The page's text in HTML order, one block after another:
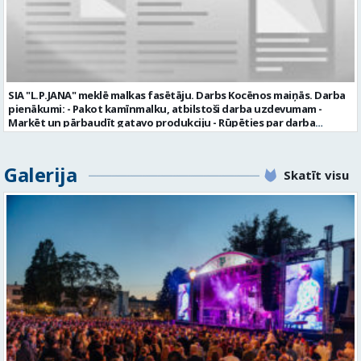
valmiera.lv personīgi SIA „VTU Valmiera”, Reģ.nr. 40003004220,
„Brandeļi”, Brandeļi, Kocēnu pagasts, Valmieras novads, personāla
daļā darba dienās no plkst. 13:00 līdz 16:00. 2 nedēļu laikā pēc
konkursa termiņa beigām sazināsimies ar pretendentiem, kuri tiks
aicināti uz tikšanos klātienē. Informācijai: 29231565 * Iesniegtos
personas datus SIA “VTU VALMIERA” izmantos, lai konkursa kārtībā
viņa personas dati tiktu saglabāti SIA “VTU VALMIERA” iekšējā datu
bāzē ar mērķi tos apstrādāt citos SIA “VTU VALMIERA” personāla
atlases konkursos, tad pieteikumā vakancei lūdzam kandidātam
Valmiera, Valmieras nov. Darba laika veids: Summētais darba laiks
Darba veids: Darbinieka amats uz nenoteiktu laiku Slodze: Viena
vesela slodze Darbības joma: Pakalpojumi Pieteikto vietu skaits: 1
Līgums: Darbinieka amats uz nenoteiktu laiku Aktuāla līdz: 2026-08-
21 Kontaktpersona: CV ar norādi vakancei lūdzu sūtīt uz e-pastu
info@vtu-valmiera.lv vai iesniegt personīgi Izglītības līmenis:
Vispārējā vidējā izglītība
SIA "L.P.JANA" meklē malkas fasētāju. Darbs Kocēnos maiņās. Darba
pienākumi: - Pakot kamīnmalku, atbilstoši darba uzdevumam -
Marķēt un pārbaudīt gatavo produkciju - Rūpēties par darba
kvalitāti un kārtību darba vietā Prasības kandidātiem: - Laba fiziskā
padarītā) - Vienmēr laikā izmaksātu algu - Profesionālus un
atbalstošus kolēģus Lūgums CV sūtīt uz e- pastu:
SAIŅOŠANAS OPERATORS Algas izmaksas veids: Laika darba alga
Darba vietas adrese: LATVIJA, Gravas iela 2, Kocēni, Kocēnu pag.,
Valmieras nov. Slodze: Viena vesela slodze Darbības joma: Ražošana
Pieteikto vietu skaits: 2 Aktuāla līdz: 2027-09-07 Darba sākšanas
datums: 2026-08-17 Kontaktpersona: Davids Pavlovs
Galerija Skatīt visu